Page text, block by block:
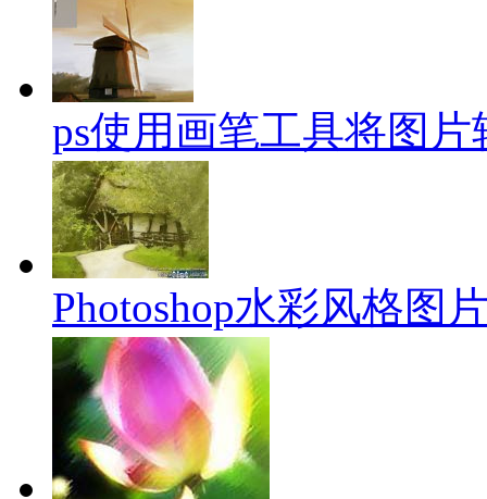
ps使用画笔工具将图
Photoshop水彩风格图